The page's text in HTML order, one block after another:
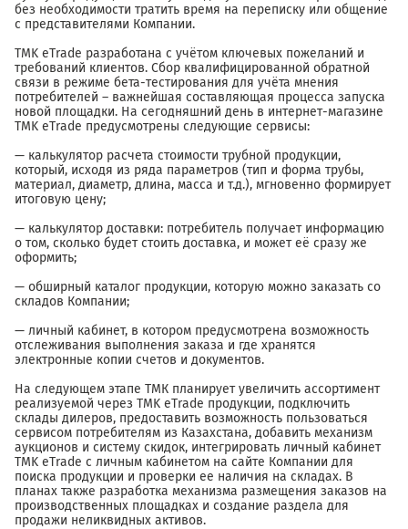
без необходимости тратить время на переписку или общение
с представителями Компании.
TMK eTrade разработана с учётом ключевых пожеланий и
требований клиентов. Сбор квалифицированной обратной
связи в режиме бета-тестирования для учёта мнения
потребителей – важнейшая составляющая процесса запуска
новой площадки. На сегодняшний день в интернет-магазине
TMK eTrade предусмотрены следующие сервисы:
— калькулятор расчета стоимости трубной продукции,
который, исходя из ряда параметров (тип и форма трубы,
материал, диаметр, длина, масса и т.д.), мгновенно формирует
итоговую цену;
— калькулятор доставки: потребитель получает информацию
о том, сколько будет стоить доставка, и может её сразу же
оформить;
— обширный каталог продукции, которую можно заказать со
складов Компании;
— личный кабинет, в котором предусмотрена возможность
отслеживания выполнения заказа и где хранятся
электронные копии счетов и документов.
На следующем этапе ТМК планирует увеличить ассортимент
реализуемой через TMK eTrade продукции, подключить
склады дилеров, предоставить возможность пользоваться
сервисом потребителям из Казахстана, добавить механизм
аукционов и систему скидок, интегрировать личный кабинет
TMK eTrade с личным кабинетом на сайте Компании для
поиска продукции и проверки ее наличия на складах. В
планах также разработка механизма размещения заказов на
производственных площадках и создание раздела для
продажи неликвидных активов.